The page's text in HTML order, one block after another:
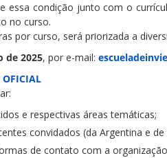
essa condição junto com o
no curso.
por curso, será priorizada a
de 2025, por e-mail:
OFICIAL
e respectivas áreas temáticas;
convidados (da Argentina e
de contato com a